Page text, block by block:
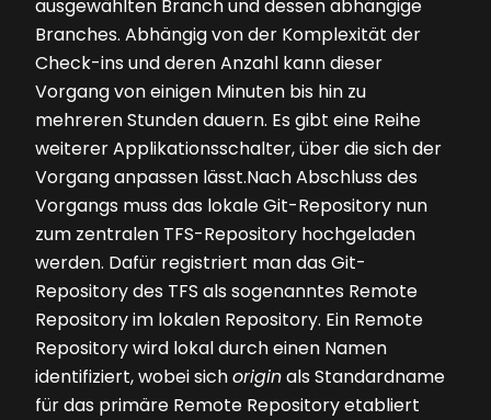
ausgewählten Branch und dessen abhängige
Branches. Abhängig von der Komplexität der
Check-ins und deren Anzahl kann dieser
Vorgang von einigen Minuten bis hin zu
mehreren Stunden dauern. Es gibt eine Reihe
weiterer Applikationsschalter, über die sich der
Vorgang anpassen lässt.Nach Abschluss des
Vorgangs muss das lokale Git-Repository nun
zum zentralen TFS-Repository hochgeladen
werden. Dafür registriert man das Git-
Repository des TFS als sogenanntes Remote
Repository im lokalen Repository. Ein Re­mote
Repository wird lokal durch einen Namen
identifiziert, wobei sichoriginals Standardname
für das primäre Remote Repository etabliert